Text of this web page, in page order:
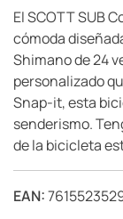
El SCOTT SUB
cómoda
Shimano de 24
personalizado
Snap-it, esta
senderismo.
de la bicicleta
EAN: